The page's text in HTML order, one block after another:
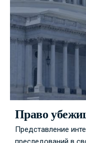
Право
Представление